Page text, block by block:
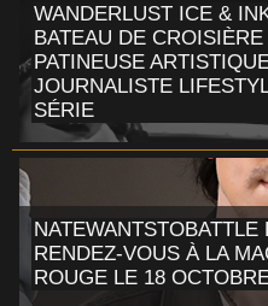
WANDERLUST ICE &
BATEAU DE
PATINEUSE
JOURNALISTE
SÉRIE
RENDEZ-VOUS À LA
ROUGE LE 18